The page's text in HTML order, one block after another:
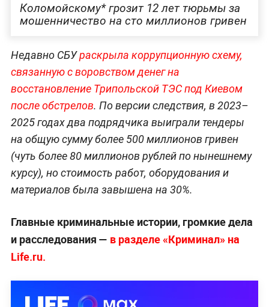
Коломойскому* грозит 12 лет тюрьмы за
мошенничество на сто миллионов гривен
Недавно СБУраскрыла коррупционную схему,
связанную с воровством денег на
восстановление Трипольской ТЭС под Киевом
после обстрелов. По версии следствия, в 2023–
2025 годах два подрядчика выиграли тендеры
на общую сумму более 500 миллионов гривен
(чуть более 80 миллионов рублей по нынешнему
курсу), но стоимость работ, оборудования и
материалов была завышена на 30%.
Главные криминальные истории, громкие дела
и расследования — в разделе «Криминал» на
Life.ru.